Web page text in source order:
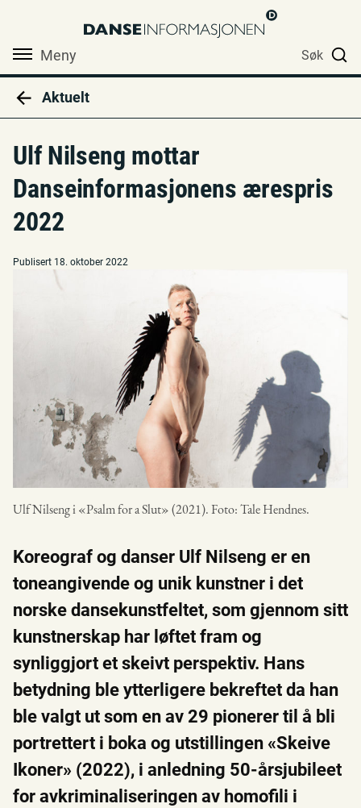
Meny Søk
Aktuelt
Ulf Nilseng mottar
Danseinformasjonens ærespris
2022
Publisert 18. oktober 2022
Ulf Nilseng i «Psalm for a Slut» (2021). Foto: Tale Hendnes.
Koreograf og danser Ulf Nilseng er en
toneangivende og unik kunstner i det
norske dansekunstfeltet, som gjennom sitt
kunstnerskap har løftet fram og
synliggjort et skeivt perspektiv. Hans
betydning ble ytterligere bekreftet da han
ble valgt ut som en av 29 pionerer til å bli
portrettert i boka og utstillingen «Skeive
Ikoner» (2022), i anledning 50-årsjubileet
for avkriminaliseringen av homofili i